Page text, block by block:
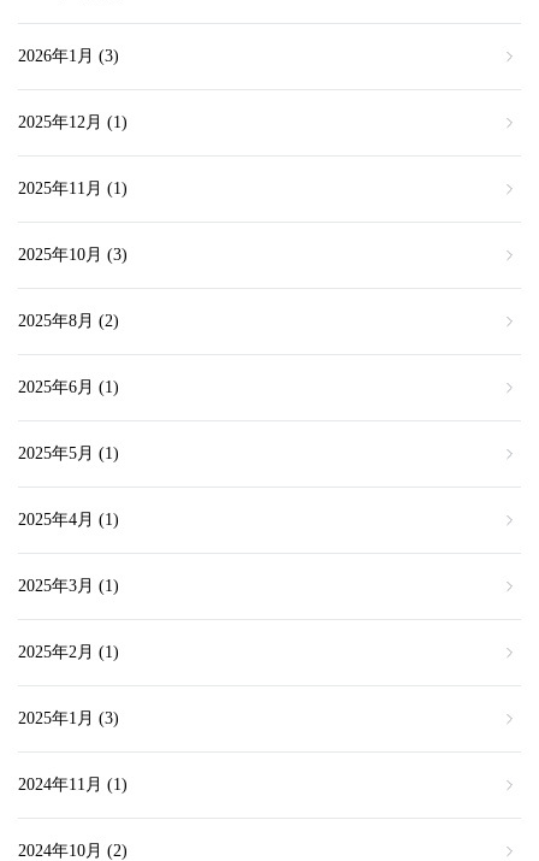
2026年1月 (3)
2025年12月 (1)
2025年11月 (1)
2025年10月 (3)
2025年8月 (2)
2025年6月 (1)
2025年5月 (1)
2025年4月 (1)
2025年3月 (1)
2025年2月 (1)
2025年1月 (3)
2024年11月 (1)
2024年10月 (2)